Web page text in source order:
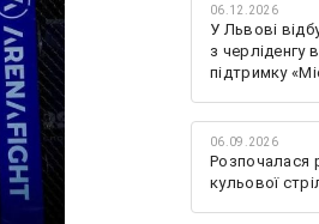
06.12.2026
У Львові
з черліденгу
підтримку
06.09.2026
Розпочалася
кульової